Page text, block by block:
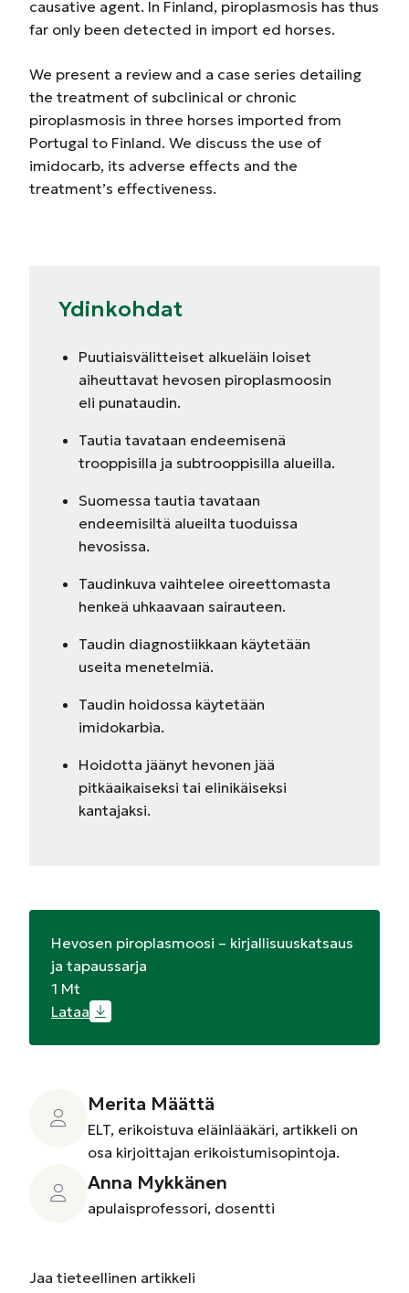
causative agent. In Finland, piroplasmosis has thus
far only been detected in import ed horses.
We present a review and a case series detailing
the treatment of subclinical or chronic
piroplasmosis in three horses imported from
Portugal to Finland. We discuss the use of
imidocarb, its adverse effects and the
treatment’s effectiveness.
Ydinkohdat
Puutiaisvälitteiset alkueläin loiset
aiheuttavat hevosen piroplasmoosin
eli punataudin.
Tautia tavataan endeemisenä
trooppisilla ja subtrooppisilla alueilla.
Suomessa tautia tavataan
endeemisiltä alueilta tuoduissa
hevosissa.
Taudinkuva vaihtelee oireettomasta
henkeä uhkaavaan sairauteen.
Taudin diagnostiikkaan käytetään
useita menetelmiä.
Taudin hoidossa käytetään
imidokarbia.
Hoidotta jäänyt hevonen jää
pitkäaikaiseksi tai elinikäiseksi
kantajaksi.
Hevosen piroplasmoosi – kirjallisuuskatsaus
ja tapaussarja
1 Mt
Lataa
Merita Määttä
ELT, erikoistuva eläinlääkäri, artikkeli on
osa kirjoittajan erikoistumisopintoja.
Anna Mykkänen
apulaisprofessori, dosentti
Jaa tieteellinen artikkeli